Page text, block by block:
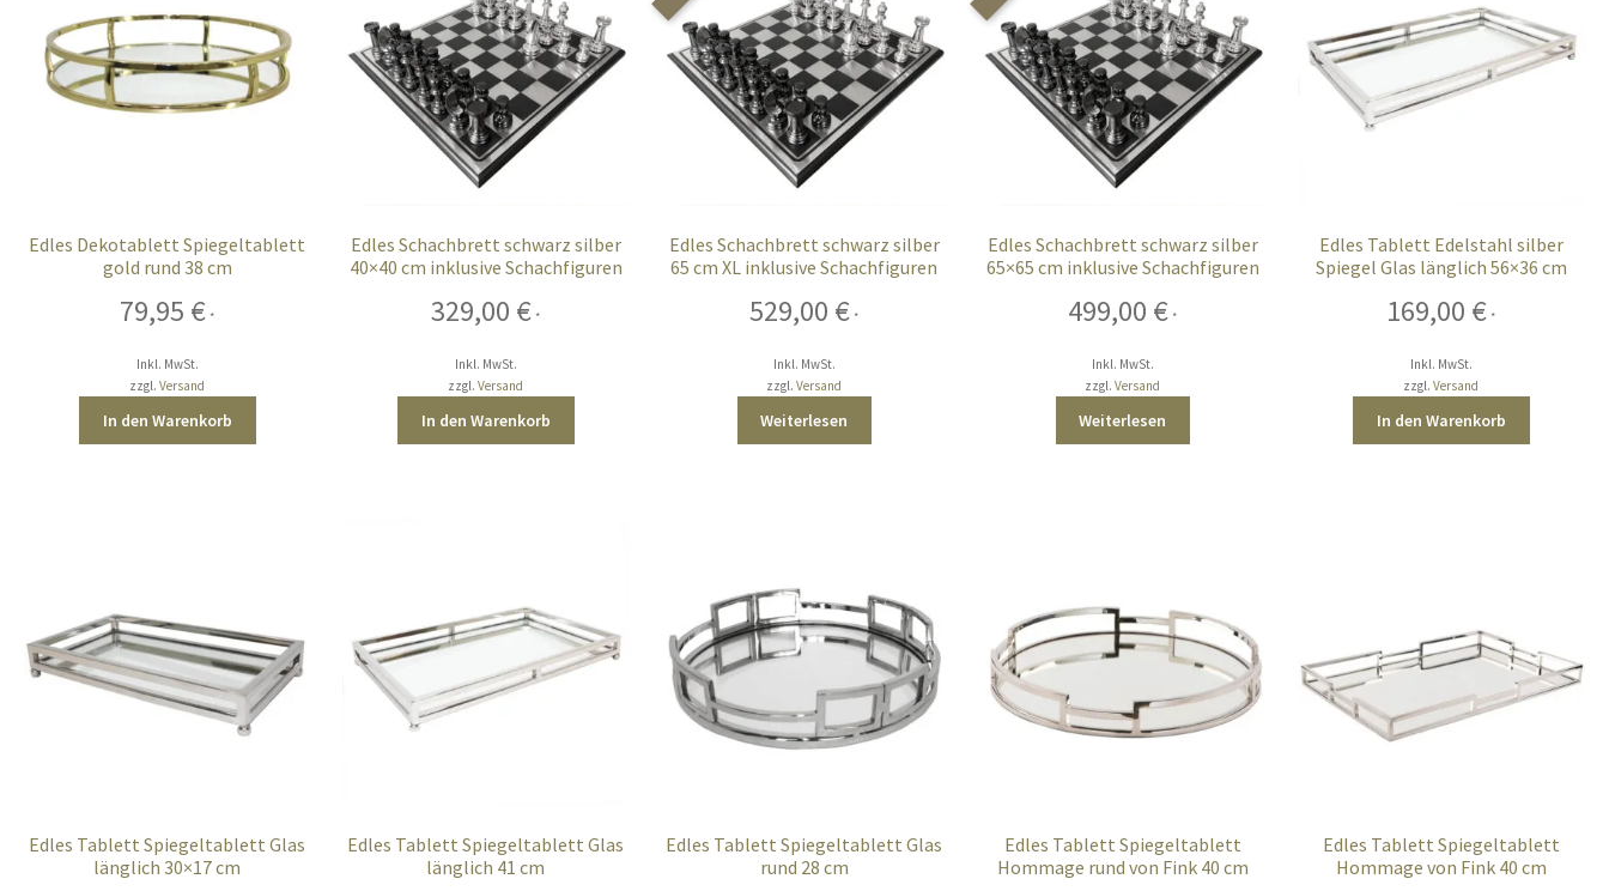
Edles Dekotablett Spiegeltablett
gold rund 38 cm
79,95 € *
Inkl. MwSt.
zzgl.Versand
In den Warenkorb
Edles Schachbrett schwarz silber
40×40 cm inklusive Schachfiguren
329,00 € *
Inkl. MwSt.
zzgl.Versand
In den Warenkorb
Edles Schachbrett schwarz silber
65 cm XL inklusive Schachfiguren
529,00 € *
Inkl. MwSt.
zzgl.Versand
Weiterlesen
Edles Schachbrett schwarz silber
65×65 cm inklusive Schachfiguren
499,00 € *
Inkl. MwSt.
zzgl.Versand
Weiterlesen
Edles Tablett Edelstahl silber
Spiegel Glas länglich 56×36 cm
169,00 € *
Inkl. MwSt.
zzgl.Versand
In den Warenkorb
Edles Tablett Spiegeltablett Glas
länglich 30×17 cm
Edles Tablett Spiegeltablett Glas
länglich 41 cm
Edles Tablett Spiegeltablett Glas
rund 28 cm
Edles Tablett Spiegeltablett
Hommage rund von Fink 40 cm
Edles Tablett Spiegeltablett
Hommage von Fink 40 cm